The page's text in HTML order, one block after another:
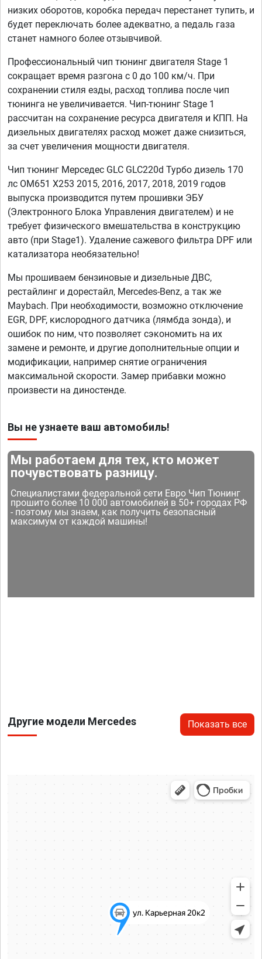
низких оборотов, коробка передач перестанет тупить, и
будет переключать более адекватно, а педаль газа
станет намного более отзывчивой.
Профессиональный чип тюнинг двигателя Stage 1
сокращает время разгона с 0 до 100 км/ч. При
сохранении стиля езды, расход топлива после чип
тюнинга не увеличивается. Чип-тюнинг Stage 1
рассчитан на сохранение ресурса двигателя и КПП. На
дизельных двигателях расход может даже снизиться,
за счет увеличения мощности двигателя.
Чип тюнинг Мерседес GLC GLC220d Турбо дизель 170
лс OM651 X253 2015, 2016, 2017, 2018, 2019 годов
выпуска производится путем прошивки ЭБУ
(Электронного Блока Управления двигателем) и не
требует физического вмешательства в конструкцию
авто (при Stage1). Удаление сажевого фильтра DPF или
катализатора необязательно!
Мы прошиваем бензиновые и дизельные ДВС,
рестайлинг и дорестайл, Mercedes-Benz, а так же
Maybach. При необходимости, возможно отключение
EGR, DPF, кислородного датчика (лямбда зонда), и
ошибок по ним, что позволяет сэкономить на их
замене и ремонте, и другие дополнительные опции и
модификации, например снятие ограничения
максимальной скорости. Замер прибавки можно
произвести на диностенде.
Вы не узнаете ваш автомобиль!
Мы работаем для тех, кто может
почувствовать разницу.
Специалистами федеральной сети Евро Чип Тюнинг
прошито более 10 000 автомобилей в 50+ городах РФ
- поэтому мы знаем, как получить безопасный
максимум от каждой машины!
Другие модели Mercedes Показать все